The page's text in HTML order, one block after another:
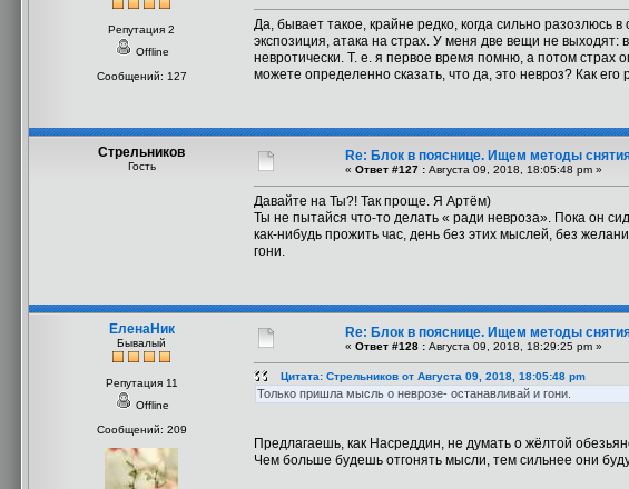
Репутация 2
Offline
Сообщений: 127
Да, бывает такое, крайне редко, когда сильно
экспозиция, атака на страх. У меня две вещи не
невротически. Т. е. я первое время помню, а потом страх
можете определенно сказать, что да, это невроз? Как
Стрельников
Гость
Re: Блок в пояснице. Ищем методы
« Ответ #127 : Августа 09, 2018, 18:05:48 pm »
Давайте на Ты?! Так проще. Я Артём)
Ты не пытайся что-то делать « ради невроза». Пока он
как-нибудь прожить час, день без этих мыслей, без
гони.
ЕленаНик
Бывалый
Репутация 11
Offline
Сообщений: 209
Re: Блок в пояснице. Ищем методы
« Ответ #128 : Августа 09, 2018, 18:29:25 pm »
Цитата: Стрельников от Августа 09, 2018, 18:05:48 pm
Только пришла мысль о неврозе- останавливай и гони.
Предлагаешь, как Насреддин, не думать о жёлтой
Чем больше будешь отгонять мысли, тем сильнее они